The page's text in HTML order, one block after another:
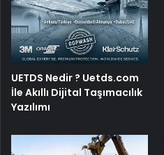
UETDS Nedir ? Uetds.com
İle Akıllı Dijital Taşımacılık
Yazılımı